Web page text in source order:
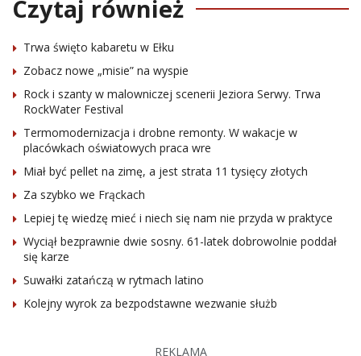
Czytaj również
Trwa święto kabaretu w Ełku
Zobacz nowe „misie” na wyspie
Rock i szanty w malowniczej scenerii Jeziora Serwy. Trwa
RockWater Festival
Termomodernizacja i drobne remonty. W wakacje w
placówkach oświatowych praca wre
Miał być pellet na zimę, a jest strata 11 tysięcy złotych
Za szybko we Frąckach
Lepiej tę wiedzę mieć i niech się nam nie przyda w praktyce
Wyciął bezprawnie dwie sosny. 61-latek dobrowolnie poddał
się karze
Suwałki zatańczą w rytmach latino
Kolejny wyrok za bezpodstawne wezwanie służb
REKLAMA